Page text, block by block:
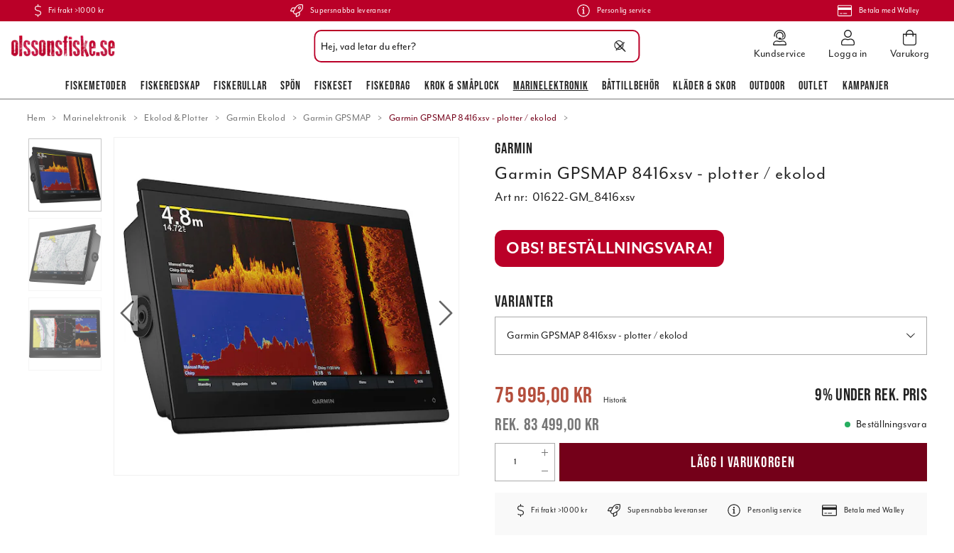
Fri frakt >1000 kr Supersnabba leveranser Personlig service Betala med Walley
Kundservice Logga in Varukorg
FISKEMETODER FISKEREDSKAP FISKERULLAR SPÖN FISKESET FISKEDRAG KROK & SMÅPLOCK MARINELEKTRONIK BÅTTILLBEHÖR KLÄDER & SKOR OUTDOOR OUTLET KAMPANJER
Hem Marinelektronik Ekolod & Plotter Garmin Ekolod Garmin GPSMAP Garmin GPSMAP 8416xsv - plotter / ekolod
Garmin
Garmin GPSMAP 8416xsv - plotter / ekolod
Art nr: 01622-GM_8416xsv
OBS! BESTÄLLNINGSVARA!
VARIANTER
Garmin GPSMAP 8416xsv - plotter / ekolod
Nuvarande pris:75 995,00 kr
75 995,00 kr
83 499,00 kr
Historik 9%under rek. pris
Beställningsvara
LÄGG I VARUKORGEN
Fri frakt >1000 kr Supersnabba leveranser Personlig service Betala med Walley